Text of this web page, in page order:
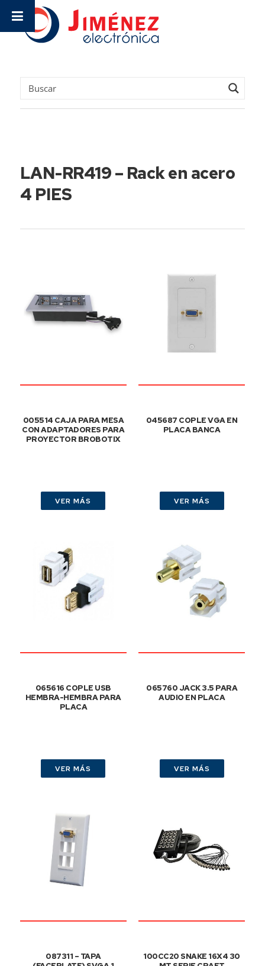
LAN-RR419 – Rack en acero
4 PIES
005514 CAJA PARA MESA
CON ADAPTADORES PARA
PROYECTOR BROBOTIX
VER MÁS
045687 COPLE VGA EN
PLACA BANCA
VER MÁS
065616 COPLE USB
HEMBRA-HEMBRA PARA
PLACA
VER MÁS
065760 JACK 3.5 PARA
AUDIO EN PLACA
VER MÁS
087311 – TAPA
100CC20 SNAKE 16X4 30